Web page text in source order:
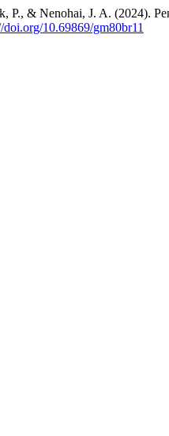
P., & Nenohai, J. A. (2024).
doi.org/10.69869/gm80br11